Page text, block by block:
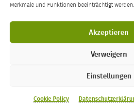
Merkmale und Funktionen beeinträchtigt werden.
Akzeptieren
Verweigern
Einstellungen
Cookie Policy
CC
SA
Die Inhalte dieser Website sind – sofern nicht
Creative Commons
gleichen Bedingungen 4.0 International
ist ein Angebot desZentrums
·